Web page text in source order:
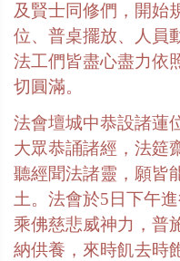
及賢士同修們，開始
位、普桌擺放、人員
法工們皆盡心盡力依
切圓滿。
法會壇城中恭設諸蓮
大眾恭誦諸經，法筵
聽經聞法諸靈，願皆
土。法會於5 日下午
乘佛慈悲威神力，普
納供養，來時飢去時